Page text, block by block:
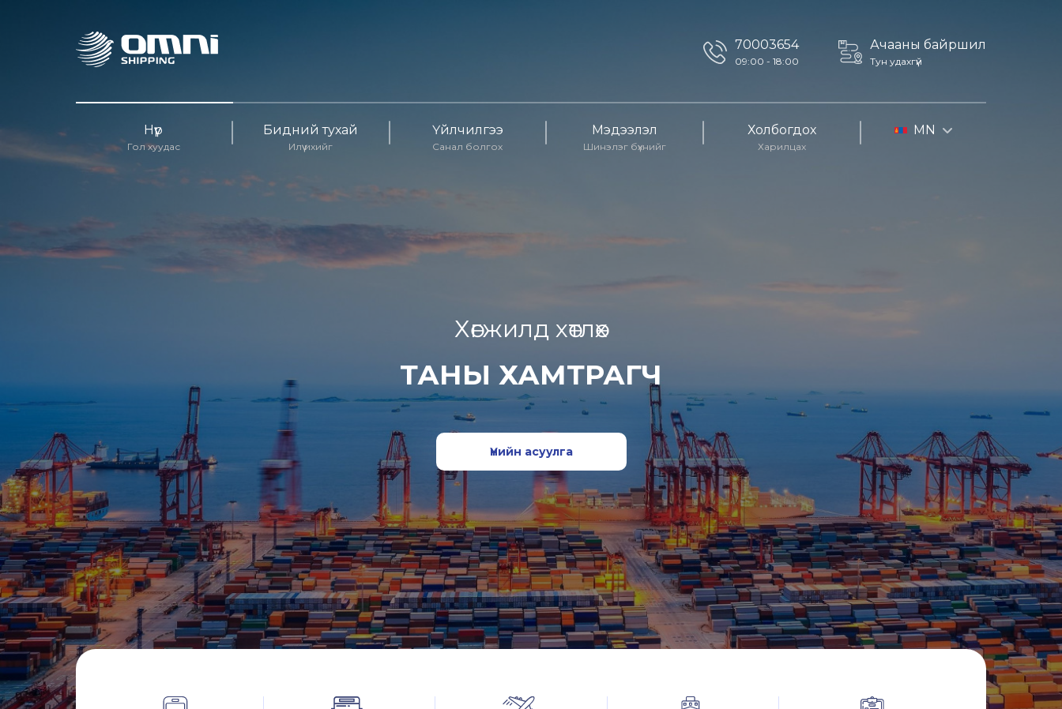
70003654
09:00 - 18:00
Ачааны байршил
Тун удахгүй
Нүүр
Гол хуудас
Бидний тухай
Илүү ихийг
Үйлчилгээ
Санал болгох
Мэдээлэл
Шинэлэг бүхнийг
Холбогдох
Харилцах
MN
Хөгжилд хөтлөх
ТАНЫ ХАМТРАГЧ
Үнийн асуулга